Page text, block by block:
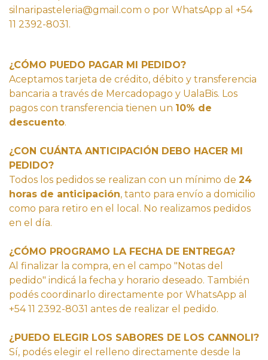
silnaripasteleria@gmail.com o por WhatsApp al +54
11 2392-8031.
¿CÓMO PUEDO PAGAR MI PEDIDO?
Aceptamos tarjeta de crédito, débito y transferencia
bancaria a través de Mercadopago y UalaBis. Los
pagos con transferencia tienen un 10% de
descuento.
¿CON CUÁNTA ANTICIPACIÓN DEBO HACER MI
PEDIDO?
Todos los pedidos se realizan con un mínimo de 24
horas de anticipación, tanto para envío a domicilio
como para retiro en el local. No realizamos pedidos
en el día.
¿CÓMO PROGRAMO LA FECHA DE ENTREGA?
Al finalizar la compra, en el campo "Notas del
pedido" indicá la fecha y horario deseado. También
podés coordinarlo directamente por WhatsApp al
+54 11 2392-8031 antes de realizar el pedido.
¿PUEDO ELEGIR LOS SABORES DE LOS CANNOLI?
Sí, podés elegir el relleno directamente desde la